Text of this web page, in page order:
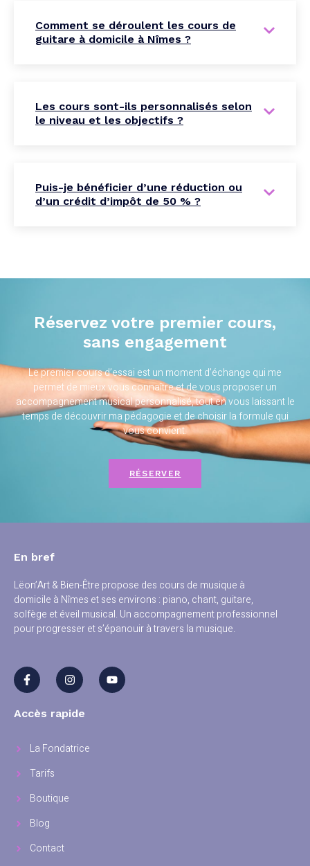
Comment se déroulent les cours de
guitare à domicile à Nîmes ?
Les cours sont-ils personnalisés selon
le niveau et les objectifs ?
Puis-je bénéficier d’une réduction ou
d’un crédit d’impôt de 50 % ?
Réservez votre premier cours,
sans engagement
Le premier cours d’essai est un moment d’échange qui me
permet de mieux vous connaître et de vous proposer un
accompagnement musical personnalisé, tout en vous laissant le
temps de découvrir ma pédagogie et de choisir la formule qui
vous convient.
RÉSERVER
En bref
Lëon’Art & Bien-Être propose des cours de musique à
domicile à Nîmes et ses environs : piano, chant, guitare,
solfège et éveil musical. Un accompagnement professionnel
pour progresser et s’épanouir à travers la musique.
Accès rapide
La Fondatrice
Tarifs
Boutique
Blog
Contact